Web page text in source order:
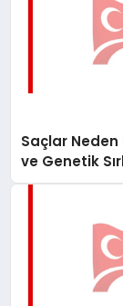
Saçlar Neden
ve Genetik